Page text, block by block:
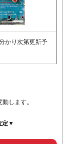
かり次第更新予
します。
定▼